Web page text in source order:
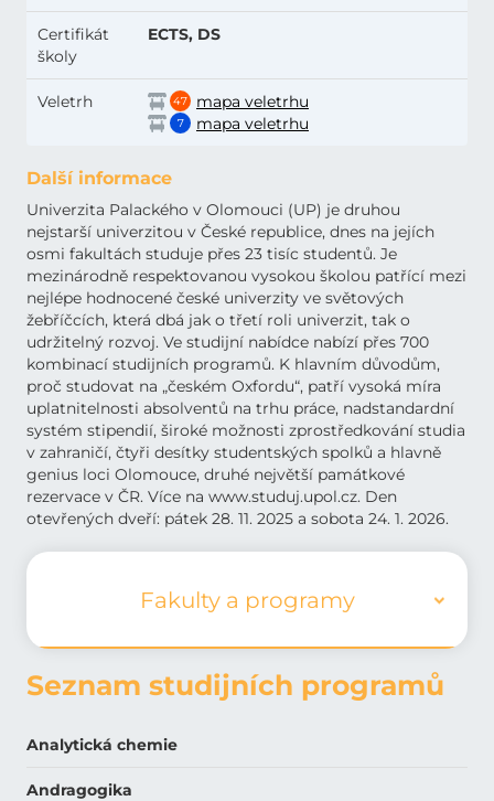
Certifikát
školy
ECTS, DS
Veletrh 47 mapa veletrhu
7 mapa veletrhu
Další informace
Univerzita Palackého v Olomouci (UP) je druhou
nejstarší univerzitou v České republice, dnes na jejích
osmi fakultách studuje přes 23 tisíc studentů. Je
mezinárodně respektovanou vysokou školou patřící mezi
nejlépe hodnocené české univerzity ve světových
žebříčcích, která dbá jak o třetí roli univerzit, tak o
udržitelný rozvoj. Ve studijní nabídce nabízí přes 700
kombinací studijních programů. K hlavním důvodům,
proč studovat na „českém Oxfordu“, patří vysoká míra
uplatnitelnosti absolventů na trhu práce, nadstandardní
systém stipendií, široké možnosti zprostředkování studia
v zahraničí, čtyři desítky studentských spolků a hlavně
genius loci Olomouce, druhé největší památkové
rezervace v ČR. Více na www.studuj.upol.cz. Den
otevřených dveří: pátek 28. 11. 2025 a sobota 24. 1. 2026.
Fakulty a programy
Seznam studijních programů
Analytická chemie
Andragogika